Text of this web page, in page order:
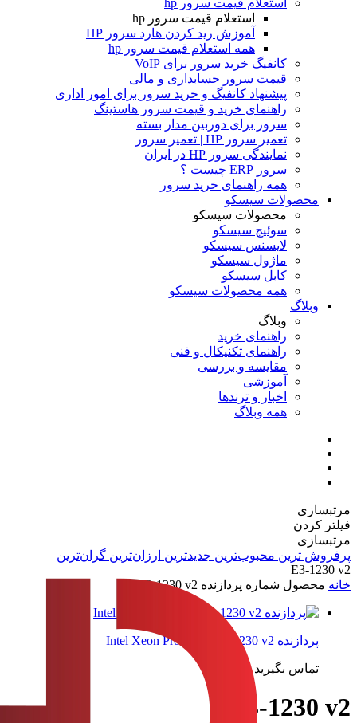
استعلام قیمت سرور hp
استعلام قیمت سرور hp
آموزش ريد كردن هارد سرور HP
همه استعلام قیمت سرور hp
کانفیگ خرید سرور برای VoIP
قیمت سرور حسابداری و مالی
پیشنهاد کانفیگ و خرید سرور برای امور اداری
راهنمای خرید و قیمت سرور هاستینگ
سرور برای دوربین مدار بسته
تعمیر سرور HP | تعمیر سرور
نمایندگی سرور HP در ایران
سرور ERP چیست ؟
همه راهنمای خرید سرور
محصولات سیسکو
محصولات سیسکو
سوئیچ سیسکو
لایسنس سیسکو
ماژول سیسکو
کابل سیسکو
همه محصولات سیسکو
وبلاگ
وبلاگ
راهنمای خرید
راهنمای تکنیکال و فنی
مقایسه و بررسی
آموزشی
اخبار و ترندها
همه وبلاگ
مرتبسازی
فیلتر کردن
مرتبسازی
پرفروش ترین محبوب‌ترین جدیدترین ارزان‌ترین گران‌ترین
E3-1230 v2
خانه محصول شماره پردازنده E3-1230 v2
پردازنده Intel Xeon Processor E3-1230 v2
تماس بگیرید
E3-1230 v2